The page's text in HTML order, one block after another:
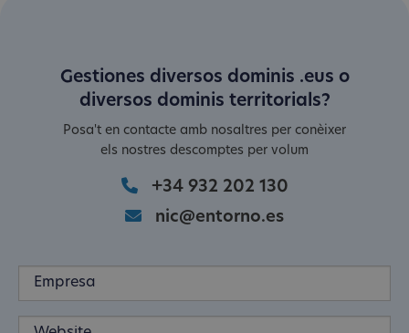
Gestiones diversos dominis .eus o
diversos dominis territorials?
Posa't en contacte amb nosaltres per conèixer
els nostres descomptes per volum
+34 932 202 130
nic@entorno.es